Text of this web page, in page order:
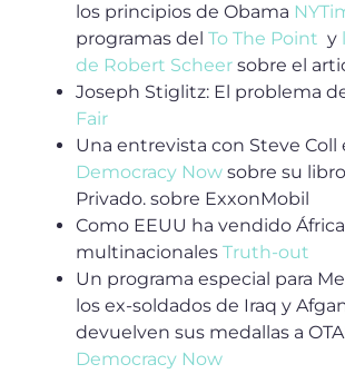
los principios de Obama
programas del To The Point y
de Robert Scheer sobre el
Joseph Stiglitz: El problema
Fair
Una entrevista con Steve Coll
Democracy Now sobre su
Privado. sobre ExxonMobil
Como EEUU ha vendido
multinacionales Truth-out
Un programa especial para
los ex-soldados de Iraq y
devuelven sus medallas a
Democracy Now